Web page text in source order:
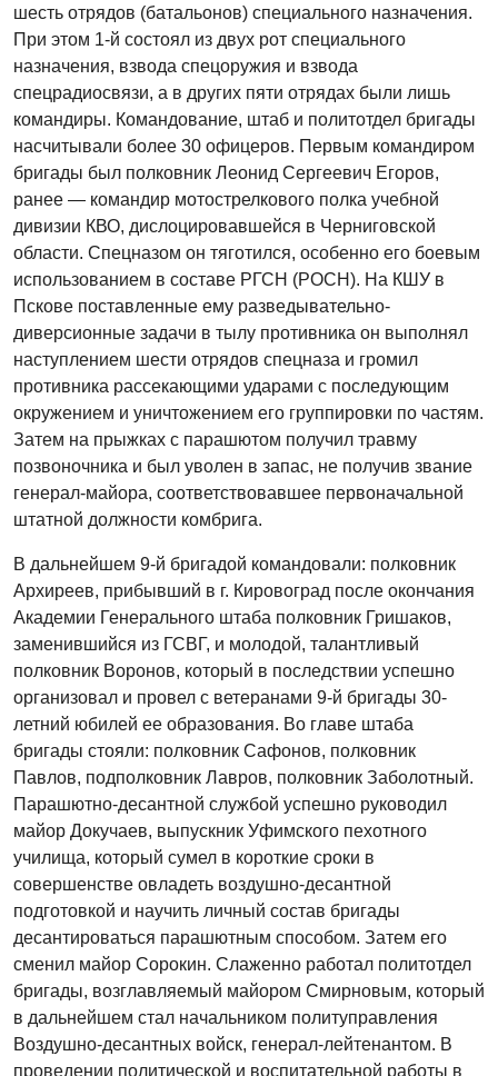
шесть отрядов (батальонов) специального назначения.
При этом 1-й состоял из двух рот специального
назначения, взвода спецоружия и взвода
спецрадиосвязи, а в других пяти отрядах были лишь
командиры. Командование, штаб и политотдел бригады
насчитывали более 30 офицеров. Первым командиром
бригады был полковник Леонид Сергеевич Егоров,
ранее — командир мотострелкового полка учебной
дивизии КВО, дислоцировавшейся в Черниговской
области. Спецназом он тяготился, особенно его боевым
использованием в составе РГСН (РОСН). На КШУ в
Пскове поставленные ему разведывательно-
диверсионные задачи в тылу противника он выполнял
наступлением шести отрядов спецназа и громил
противника рассекающими ударами с последующим
окружением и уничтожением его группировки по частям.
Затем на прыжках с парашютом получил травму
позвоночника и был уволен в запас, не получив звание
генерал-майора, соответствовавшее первоначальной
штатной должности комбрига.
В дальнейшем 9-й бригадой командовали: полковник
Архиреев, прибывший в г. Кировоград после окончания
Академии Генерального штаба полковник Гришаков,
заменившийся из ГСВГ, и молодой, талантливый
полковник Воронов, который в последствии успешно
организовал и провел с ветеранами 9-й бригады 30-
летний юбилей ее образования. Во главе штаба
бригады стояли: полковник Сафонов, полковник
Павлов, подполковник Лавров, полковник Заболотный.
Парашютно-десантной службой успешно руководил
майор Докучаев, выпускник Уфимского пехотного
училища, который сумел в короткие сроки в
совершенстве овладеть воздушно-десантной
подготовкой и научить личный состав бригады
десантироваться парашютным способом. Затем его
сменил майор Сорокин. Слаженно работал политотдел
бригады, возглавляемый майором Смирновым, который
в дальнейшем стал начальником политуправления
Воздушно-десантных войск, генерал-лейтенантом. В
проведении политической и воспитательной работы в